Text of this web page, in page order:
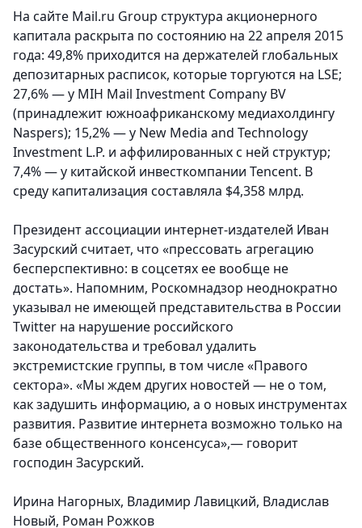
На сайте Mail.ru Group структура акционерного
капитала раскрыта по состоянию на 22 апреля 2015
года: 49,8% приходится на держателей глобальных
депозитарных расписок, которые торгуются на LSE;
27,6% — у MIH Mail Investment Company BV
(принадлежит южноафриканскому медиахолдингу
Naspers); 15,2% — у New Media and Technology
Investment L.P. и аффилированных с ней структур;
7,4% — у китайской инвесткомпании Tencent. В
среду капитализация составляла $4,358 млрд.
Президент ассоциации интернет-издателей Иван
Засурский считает, что «прессовать агрегацию
бесперспективно: в соцсетях ее вообще не
достать». Напомним, Роскомнадзор неоднократно
указывал не имеющей представительства в России
Twitter на нарушение российского
законодательства и требовал удалить
экстремистские группы, в том числе «Правого
сектора». «Мы ждем других новостей — не о том,
как задушить информацию, а о новых инструментах
развития. Развитие интернета возможно только на
базе общественного консенсуса»,— говорит
господин Засурский.
Ирина Нагорных, Владимир Лавицкий, Владислав
Новый, Роман Рожков